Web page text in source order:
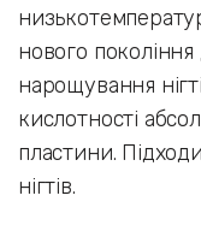
нового покоління
нарощування
кислотності
пластини.
нігтів.